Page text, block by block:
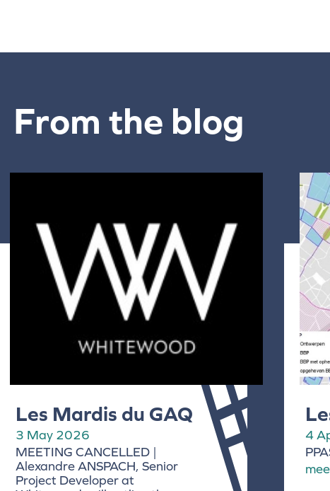
From the blog
Les Mardis du GAQ
3 May 2026
MEETING CANCELLED |
Alexandre ANSPACH, Senior
Project Developer at
4